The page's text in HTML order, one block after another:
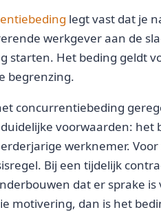
legt vast dat je
werkgever aan de
starten. Het beding geldt
begrenzing.
concurrentiebeding
voorwaarden:
werknemer.
Bij een tijdelijk
dat er sprake
motivering, dan is het